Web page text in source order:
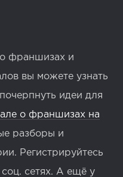
франшизах и
вы можете узнать
идеи для
о франшизах на
разборы и
Регистрируйтесь
сетях. А ещё у